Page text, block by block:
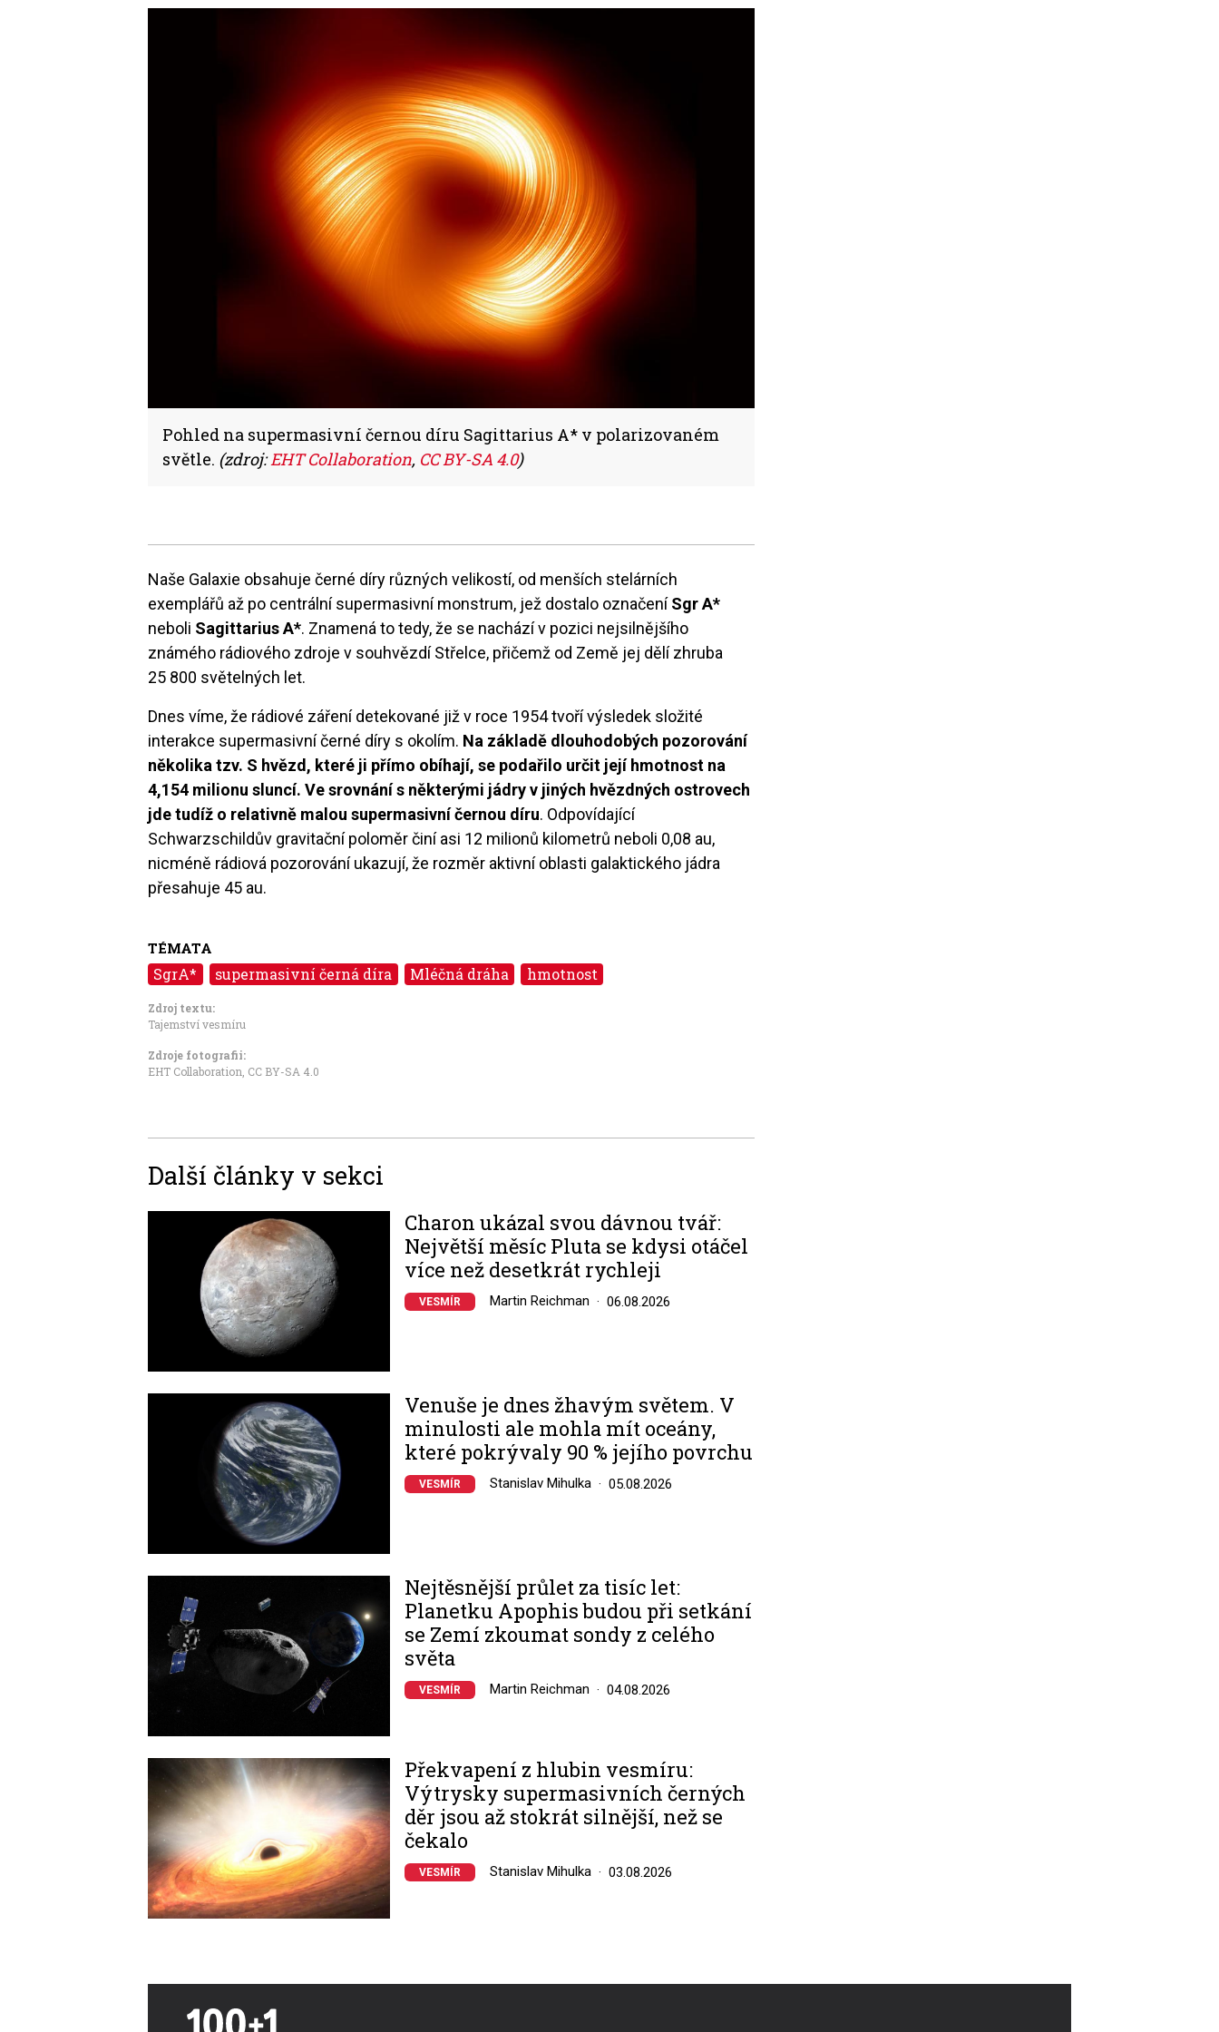
Pohled na supermasivní černou díru Sagittarius A* v polarizovaném
světle. (zdroj:EHT Collaboration, CC BY-SA 4.0)
Naše Galaxie obsahuje černé díry různých velikostí, od menších stelárních
exemplářů až po centrální supermasivní monstrum, jež dostalo označeníSgr A*
neboli Sagittarius A*. Znamená to tedy, že se nachází v pozici nejsilnějšího
známého rádiového zdroje v souhvězdí Střelce, přičemž od Země jej dělí zhruba
25 800 světelných let.
Dnes víme, že rádiové záření detekované již v roce 1954 tvoří výsledek složité
interakce supermasivní černé díry s okolím. Na základě dlouhodobých pozorování
několika tzv. S hvězd, které ji přímo obíhají, se podařilo určit její hmotnost na
4,154 milionu sluncí. Ve srovnání s některými jádry v jiných hvězdných ostrovech
jde tudíž o relativně malou supermasivní černou díru. Odpovídající
Schwarzschildův gravitační poloměr činí asi 12 milionů kilometrů neboli 0,08 au,
nicméně rádiová pozorování ukazují, že rozměr aktivní oblasti galaktického jádra
přesahuje 45 au.
TÉMATA
SgrA* supermasivní černá díra Mléčná dráha hmotnost
Zdroj textu:
Tajemství vesmíru
Zdroje fotografii:
EHT Collaboration CC BY-SA 4.0
Další články v sekci
Charon ukázal svou dávnou tvář:
Největší měsíc Pluta se kdysi otáčel
více než desetkrát rychleji
VESMÍR Martin Reichman 06.08.2026
Venuše je dnes žhavým světem. V
minulosti ale mohla mít oceány,
které pokrývaly 90 % jejího povrchu
VESMÍR Stanislav Mihulka 05.08.2026
Nejtěsnější průlet za tisíc let:
Planetku Apophis budou při setkání
se Zemí zkoumat sondy z celého
světa
VESMÍR Martin Reichman 04.08.2026
Překvapení z hlubin vesmíru:
Výtrysky supermasivních černých
děr jsou až stokrát silnější, než se
čekalo
VESMÍR Stanislav Mihulka 03.08.2026